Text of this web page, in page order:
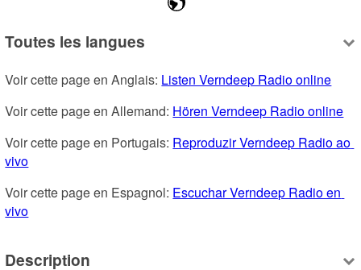
Toutes les langues
Voir cette page en Anglais: Listen Verndeep Radio online
Voir cette page en Allemand: Hören Verndeep Radio online
Voir cette page en Portugais: Reproduzir Verndeep Radio ao
vivo
Voir cette page en Espagnol: Escuchar Verndeep Radio en
vivo
Description